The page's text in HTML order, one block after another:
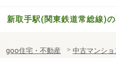
新取手駅(関東鉄道常総線)
goo住宅・不動産 中古マンショ